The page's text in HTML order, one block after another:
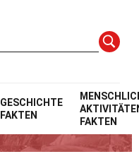
GESCHICHTE
FAKTEN
FAKTEN